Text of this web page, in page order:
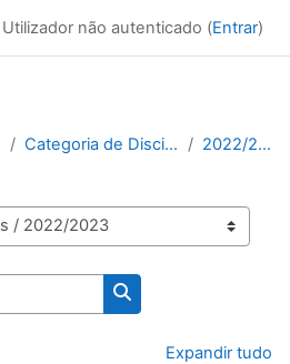
Utilizador não autenticado (Entrar)
Categoria de Disciplinas 2022/2023
Pesquisar disciplinas
Expandir tudo